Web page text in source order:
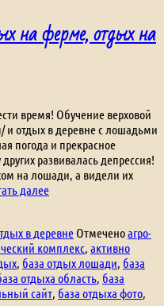
на ферме, отдых на
время! Обучение верховой
отдых в деревне с лошадьми
погода и прекрасное
развивалась депрессия!
на лошади, а видели их
далееОтдых
отдых
на
ферме,
отдых
на
в деревне Отмеченоагро-
комплекс, активно
, база отдых лошади, база
отдыха область, база
сайт, база отдыха фото,